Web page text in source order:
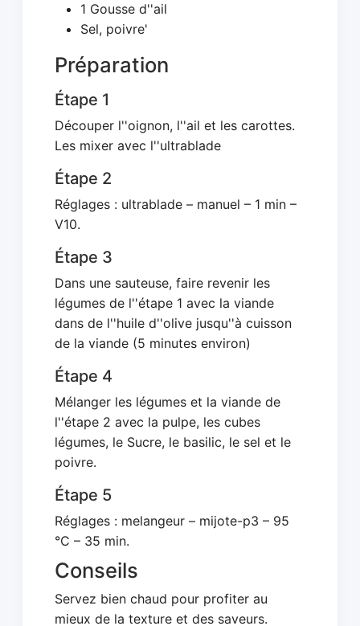
1 Gousse d''ail
Sel, poivre'
Préparation
Étape 1
Découper l''oignon, l''ail et les carottes.
Les mixer avec l''ultrablade
Étape 2
Réglages : ultrablade – manuel – 1 min –
V10.
Étape 3
Dans une sauteuse, faire revenir les
légumes de l''étape 1 avec la viande
dans de l''huile d''olive jusqu''à cuisson
de la viande (5 minutes environ)
Étape 4
Mélanger les légumes et la viande de
l''étape 2 avec la pulpe, les cubes
légumes, le Sucre, le basilic, le sel et le
poivre.
Étape 5
Réglages : melangeur – mijote-p3 – 95
°C – 35 min.
Conseils
Servez bien chaud pour profiter au
mieux de la texture et des saveurs.